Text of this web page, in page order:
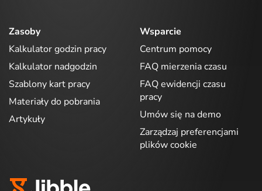
Zasoby
Kalkulator godzin pracy
Kalkulator nadgodzin
Szablony kart pracy
Materiały do pobrania
Artykuły
Wsparcie
Centrum pomocy
FAQ mierzenia czasu
FAQ ewidencji czasu
pracy
Umów się na demo
Zarządzaj preferencjami
plików cookie